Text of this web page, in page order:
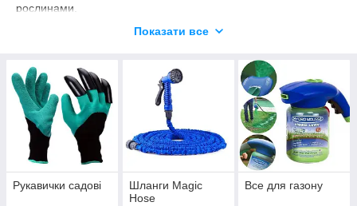
рослинами.
🌻 Декор і Прикраси: Для створення затишної атмосфери у
🍎 Садівництво і Полив: Ми також надаємо системи поливу,
добрива, садівничі інструменти та приладдя.
🏡 Меблі та Тенти: Для комфортного відпочинку на свіжому
повітрі у нас є садові меблі, альтанки і тенти.
Показати все
Рукавички садові
Шланги Magic
Hose
Все для газону